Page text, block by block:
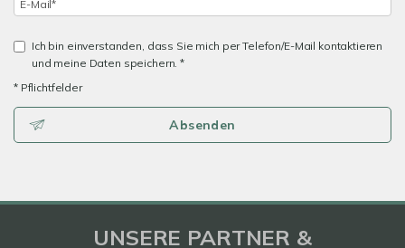
Ich bin einverstanden, dass Sie mich per Telefon/E-Mail kontaktieren
und meine Daten speichern. *
* Pflichtfelder
Absenden
UNSERE PARTNER &